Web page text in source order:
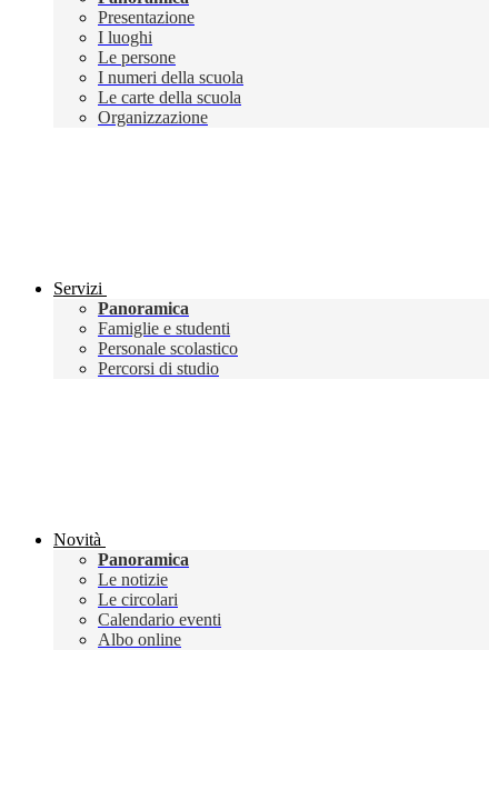
Presentazione
I luoghi
Le persone
I numeri della scuola
Le carte della scuola
Organizzazione
Servizi
Panoramica
Famiglie e studenti
Personale scolastico
Percorsi di studio
Novità
Panoramica
Le notizie
Le circolari
Calendario eventi
Albo online